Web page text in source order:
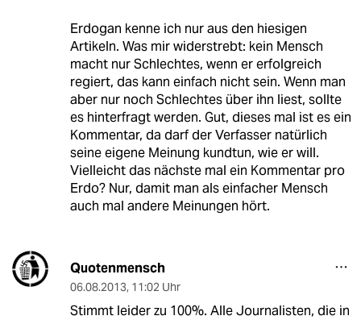
Erdogan kenne ich nur aus den hiesigen
Artikeln. Was mir widerstrebt: kein Mensch
macht nur Schlechtes, wenn er erfolgreich
regiert, das kann einfach nicht sein. Wenn man
aber nur noch Schlechtes über ihn liest, sollte
es hinterfragt werden. Gut, dieses mal ist es ein
Kommentar, da darf der Verfasser natürlich
seine eigene Meinung kundtun, wie er will.
Vielleicht das nächste mal ein Kommentar pro
Erdo? Nur, damit man als einfacher Mensch
auch mal andere Meinungen hört.
Quotenmensch
06.08.2013, 11:02 Uhr
Stimmt leider zu 100%. Alle Journalisten, die in